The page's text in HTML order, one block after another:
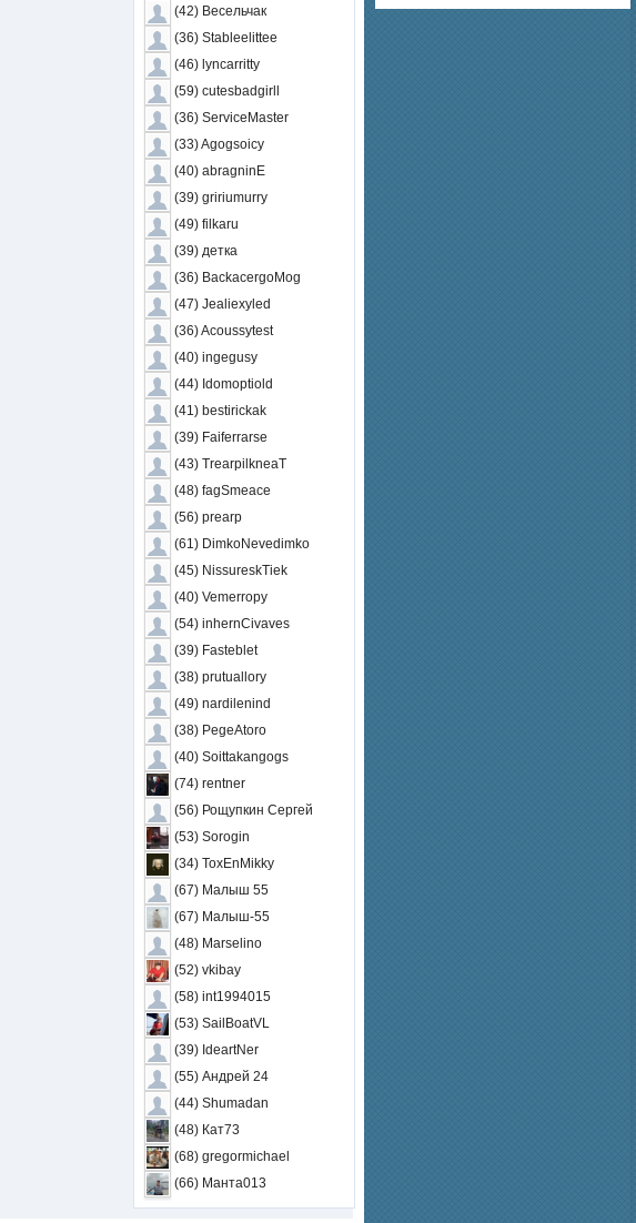
(42) Весельчак
(36) Stableelittee
(46) lyncarritty
(59) cutesbadgirll
(36) ServiceMaster
(33) Agogsoicy
(40) abragninE
(39) gririumurry
(49) filkaru
(39) дeткa
(36) BackacergoMog
(47) Jealiexyled
(36) Acoussytest
(40) ingegusy
(44) Idomoptiold
(41) bestirickak
(39) Faiferrarse
(43) TrearpilkneaT
(48) fagSmeace
(56) prearp
(61) DimkoNevedimko
(45) NissureskTiek
(40) Vemerropy
(54) inhernCivaves
(39) Fasteblet
(38) prutuallory
(49) nardilenind
(38) PegeAtoro
(40) Soittakangogs
(74) rentner
(56) Рощупкин Сергей
(53) Sorogin
(34) ToxEnMikky
(67) Малыш 55
(67) Малыш-55
(48) Marselino
(52) vkibay
(58) int1994015
(53) SailBoatVL
(39) IdeartNer
(55) Андрей 24
(44) Shumadan
(48) Кат73
(68) gregormichael
(66) Манта013